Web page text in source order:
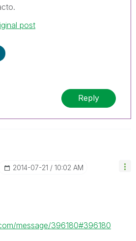
post
Reply
‎2014-07-21 10:02 AM
message/396180#396180